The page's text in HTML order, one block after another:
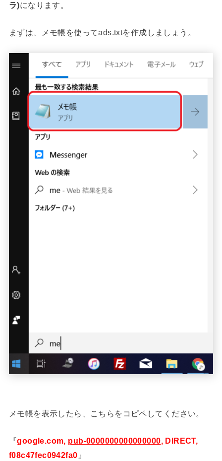
ラ)になります。
まずは、メモ帳を使ってads.txtを作成しましょう。
メモ帳を表示したら、こちらをコピペしてください。
『google.com, pub-0000000000000000, DIRECT,
f08c47fec0942fa0 』